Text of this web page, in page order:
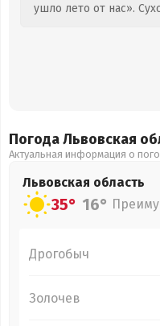
ушло лето от нас».
Погода Львовская
Актуальная информация о
Львовская область
35° 16°
Дрогобыч
Золочев